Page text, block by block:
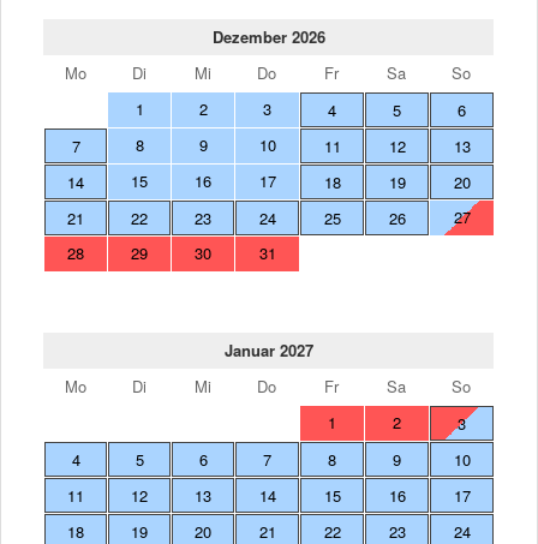
Dezember 2026
Mo
Di Mi Do Fr Sa
So
1
2 3 4 5
6
7
8 9 10 11 12
13
14
15 16 17 18 19
20
21
22 23 24 25 26
27
28
29 30 31
Januar 2027
Mo
Di Mi Do Fr Sa
So
1
2
3
4
5 6 7 8 9
10
11
12 13 14 15 16
17
18
19 20 21 22 23
24